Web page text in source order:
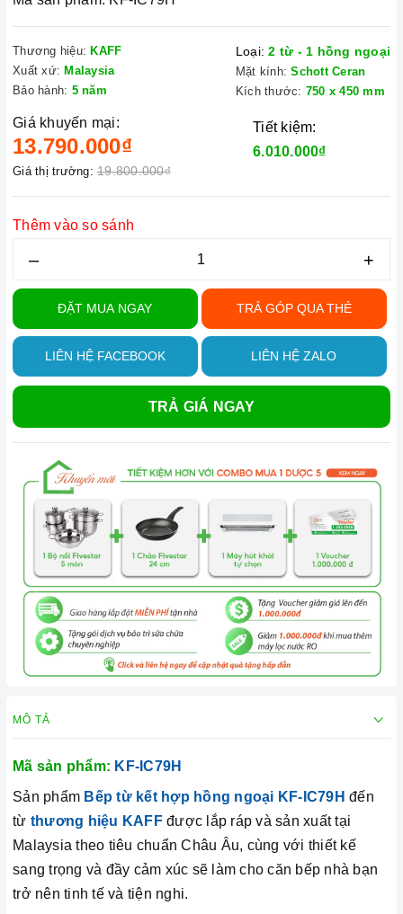
Thương hiệu: KAFF
Xuất xứ: Malaysia
Bảo hành: 5 năm
Loại: 2 từ - 1 hồng ngoại
Mặt kính: Schott Ceran
Kích thước: 750 x 450 mm
Giá khuyến mại:
13.790.000₫
Giá thị trường: 19.800.000₫
Tiết kiệm:
6.010.000₫
Thêm vào so sánh
– +
ĐẶT MUA NGAY TRẢ GÓP QUA THẺ
LIÊN HỆ FACEBOOK LIÊN HỆ ZALO
TRẢ GIÁ NGAY
MÔ TẢ
Mã sản phẩm: KF-IC79H
Sản phẩm Bếp từ kết hợp hồng ngoại KF-IC79H đến
từ thương hiệu KAFFđược lắp ráp và sản xuất tại
Malaysia theo tiêu chuẩn Châu Âu, cùng với thiết kế
sang trọng và đầy cảm xúc sẽ làm cho căn bếp nhà bạn
trở nên tinh tế và tiện nghi.